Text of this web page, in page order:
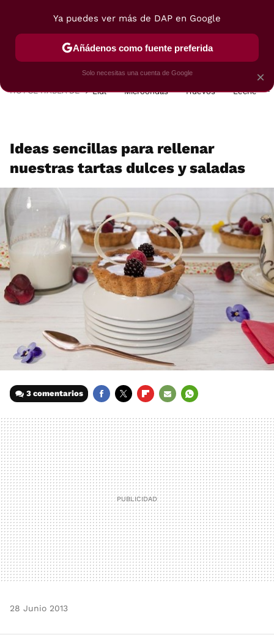
POSTRES VIAJES SELECCIÓN VEGUI
HOY SE HABLA DE Lidl Microondas Huevos Leche
Ideas sencillas para rellenar
nuestras tartas dulces y saladas
3 comentarios
MAIL
28 Junio 2013
×
Ya puedes ver más de DAP en Google
Añádenos como fuente preferida
Solo necesitas una cuenta de Google